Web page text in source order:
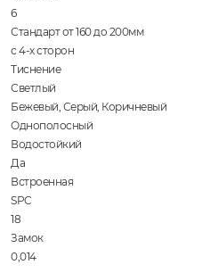
6
Стандарт от 160 до 200мм
с 4-х сторон
Тиснение
Светлый
Бежевый, Серый, Коричневый
Однополосный
Водостойкий
Да
Встроенная
SPC
18
Замок
0,014